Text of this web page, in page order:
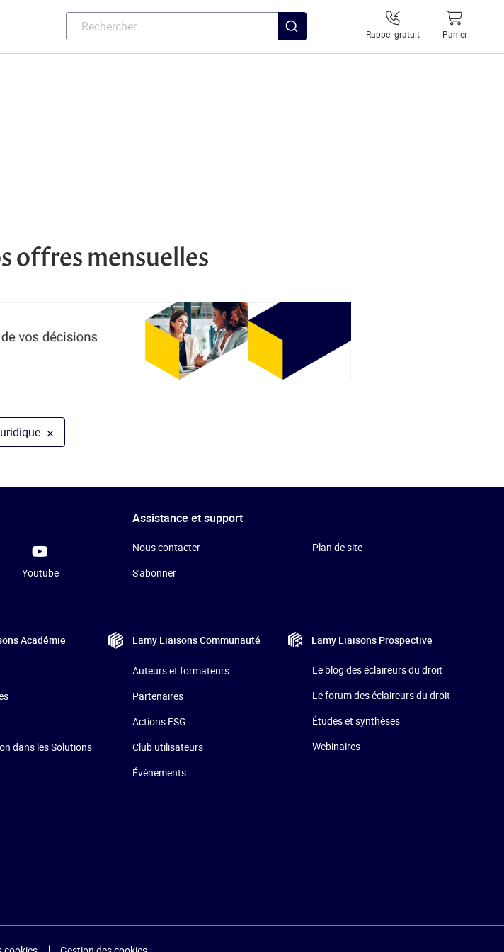
Rappel gratuit Panier
offres mensuelles
Youtube
Assistance et support
Nous contacter
S'abonner
Plan de site
Académie
dans les Solutions
Lamy LiaisonsCommunauté
Auteurs et formateurs
Partenaires
Actions ESG
Club utilisateurs
Évènements
Lamy Liaisons Prospective
Le blog des éclaireurs du droit
Le forum des éclaireurs du droit
Études et synthèses
Webinaires